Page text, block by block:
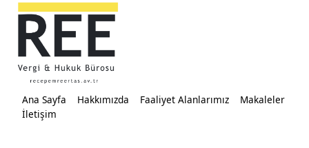
Skip
content
Ana Sayfa Hakkımızda Faaliyet Alanlarımız
Makaleler
İletişim